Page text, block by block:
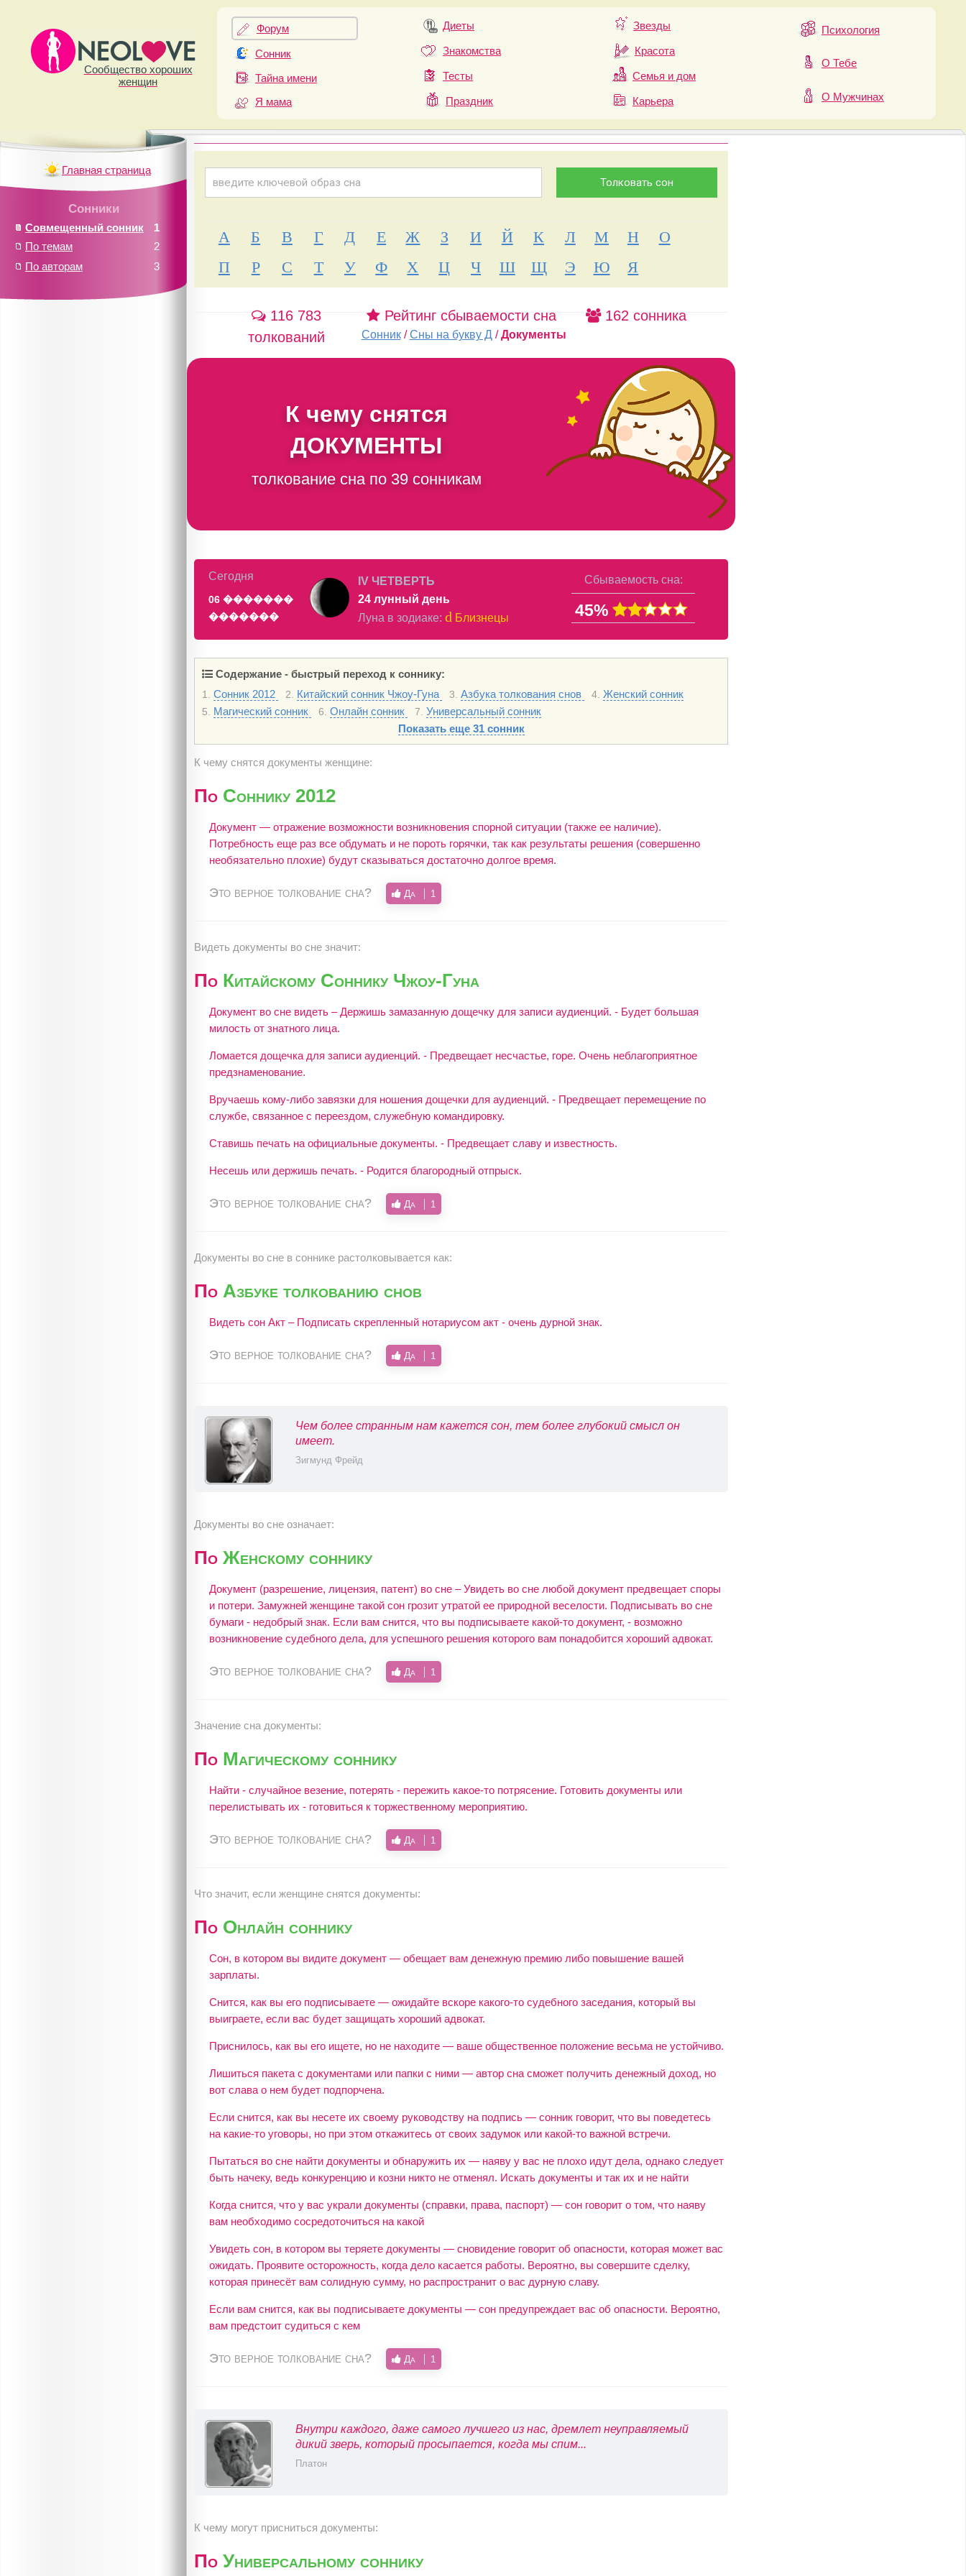
Сообщество хороших
женщин
Форум
Сонник
Тайна имени
Я мама
Диеты
Знакомства
Тесты
Праздник
Звезды
Красота
Семья и дом
Карьера
Психология
О Тебе
О Мужчинах
А Б В Г Д Е Ж З И Й К Л М Н
О
П
Р С Т У Ф Х Ц Ч Ш Щ Э Ю Я
116 783
толкований
Рейтинг сбываемости сна 162 сонника
Сонник /Сны на букву Д /Документы
К чему снятся
ДОКУМЕНТЫ
толкование сна по 39 сонникам
Сегодня
06 �������
�������
IV ЧЕТВЕРТЬ
24 лунный день
Луна в зодиаке: d Близнецы
Сбываемость сна:
45%
Содержание - быстрый переход к соннику:
1. Сонник 2012 2. Китайский сонник Чжоу-Гуна 3. Азбука толкования снов 4. Женский сонник
5. Магический сонник 6. Онлайн сонник 7. Универсальный сонник
Показать еще 31 сонник
К чему снятся документы женщине:
По Соннику 2012
Документ — отражение возможности возникновения спорной ситуации (также ее наличие).
Потребность еще раз все обдумать и не пороть горячки, так как результаты решения (совершенно
необязательно плохие) будут сказываться достаточно долгое время.
Это верное толкование сна? Да 1
Видеть документы во сне значит:
По Китайскому Соннику Чжоу-Гуна
Документ во сне видеть – Держишь замазанную дощечку для записи аудиенций. - Будет большая
милость от знатного лица.
Ломается дощечка для записи аудиенций. - Предвещает несчастье, горе. Очень неблагоприятное
предзнаменование.
Вручаешь кому-либо завязки для ношения дощечки для аудиенций. - Предвещает перемещение по
службе, связанное с переездом, служебную командировку.
Ставишь печать на официальные документы. - Предвещает славу и известность.
Несешь или держишь печать. - Родится благородный отпрыск.
Это верное толкование сна? Да 1
Документы во сне в соннике растолковывается как:
По Азбуке толкованию снов
Видеть сон Акт – Подписать скрепленный нотариусом акт - очень дурной знак.
Это верное толкование сна? Да 1
Чем более странным нам кажется сон, тем более глубокий смысл он
имеет.
Зигмунд Фрейд
Документы во сне означает:
По Женскому соннику
Документ (разрешение, лицензия, патент) во сне – Увидеть во сне любой документ предвещает споры
и потери. Замужней женщине такой сон грозит утратой ее природной веселости. Подписывать во сне
бумаги - недобрый знак. Если вам снится, что вы подписываете какой-то документ, - возможно
возникновение судебного дела, для успешного решения которого вам понадобится хороший адвокат.
Это верное толкование сна? Да 1
Значение сна документы:
По Магическому соннику
Найти - случайное везение, потерять - пережить какое-то потрясение. Готовить документы или
перелистывать их - готовиться к торжественному мероприятию.
Это верное толкование сна? Да 1
Что значит, если женщине снятся документы:
По Онлайн соннику
Сон, в котором вы видите документ — обещает вам денежную премию либо повышение вашей
зарплаты.
Снится, как вы его подписываете — ожидайте вскоре какого-то судебного заседания, который вы
выиграете, если вас будет защищать хороший адвокат.
Приснилось, как вы его ищете, но не находите — ваше общественное положение весьма не устойчиво.
Лишиться пакета с документами или папки с ними — автор сна сможет получить денежный доход, но
вот слава о нем будет подпорчена.
Если снится, как вы несете их своему руководству на подпись — сонник говорит, что вы поведетесь
на какие-то уговоры, но при этом откажитесь от своих задумок или какой-то важной встречи.
Пытаться во сне найти документы и обнаружить их — наяву у вас не плохо идут дела, однако следует
быть начеку, ведь конкуренцию и козни никто не отменял. Искать документы и так их и не найти
Когда снится, что у вас украли документы (справки, права, паспорт) — сон говорит о том, что наяву
вам необходимо сосредоточиться на какой
Увидеть сон, в котором вы теряете документы — сновидение говорит об опасности, которая может вас
ожидать. Проявите осторожность, когда дело касается работы. Вероятно, вы совершите сделку,
которая принесёт вам солидную сумму, но распространит о вас дурную славу.
Если вам снится, как вы подписываете документы — сон предупреждает вас об опасности. Вероятно,
вам предстоит судиться с кем
Это верное толкование сна? Да 1
Внутри каждого, даже самого лучшего из нас, дремлет неуправляемый
дикий зверь, который просыпается, когда мы спим...
Платон
К чему могут присниться документы:
По Универсальному соннику
Главная страница
Сонники
1
Совмещенный сонник
2
По темам
3
По авторам